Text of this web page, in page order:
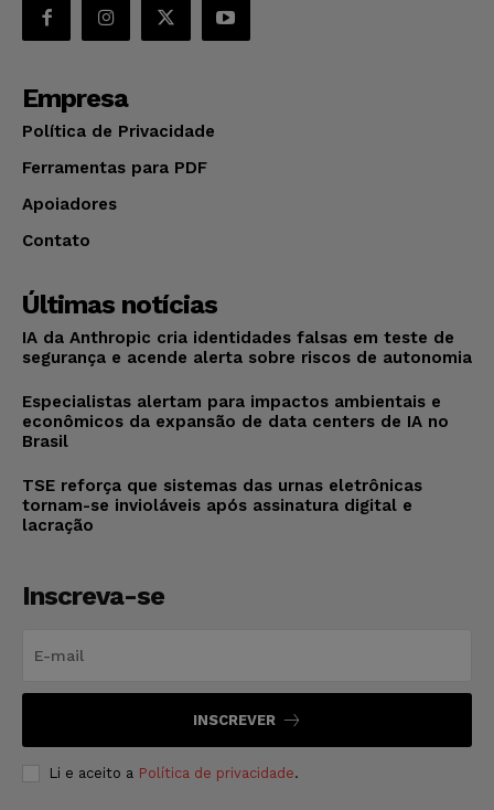
Empresa
Política de Privacidade
Ferramentas para PDF
Apoiadores
Contato
Últimas notícias
IA da Anthropic cria identidades falsas em teste de
segurança e acende alerta sobre riscos de autonomia
Especialistas alertam para impactos ambientais e
econômicos da expansão de data centers de IA no
Brasil
TSE reforça que sistemas das urnas eletrônicas
tornam-se invioláveis após assinatura digital e
lacração
Inscreva-se
INSCREVER
Li e aceito a Política de privacidade.